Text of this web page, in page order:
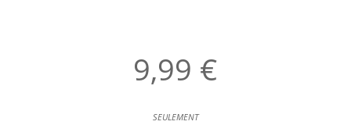
9,99 €
seulement